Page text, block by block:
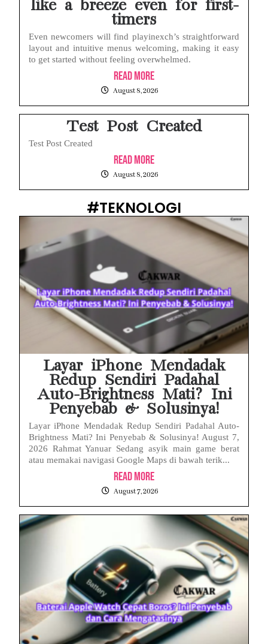
like a breeze even for first-
timers
Even newcomers will find playinexch’s straightforward
layout and intuitive menus welcoming, making it easy
to get started without feeling overwhelmed.
Read More
August 8, 2026
Test Post Created
Test Post Created
Read More
August 8, 2026
#TEKNOLOGI
Layar iPhone Mendadak
Redup Sendiri Padahal
Auto-Brightness Mati? Ini
Penyebab & Solusinya!
Layar iPhone Mendadak Redup Sendiri Padahal Auto-
Brightness Mati? Ini Penyebab & Solusinya! August 7,
2026 Rahmat Yanuar Sedang asyik main game berat
atau memakai navigasi Google Maps di bawah terik...
Read More
August 7, 2026